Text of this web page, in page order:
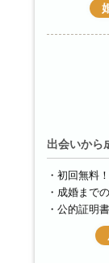
出会いから
初回無料
成婚まで
公的証明